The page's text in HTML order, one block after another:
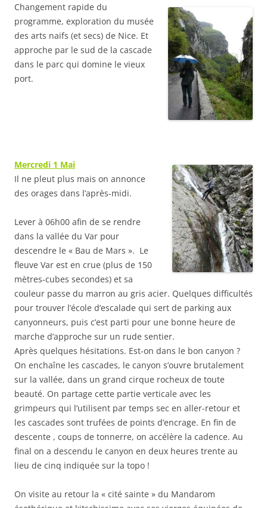
Changement rapide du
programme, exploration du musée
des arts naifs (et secs) de Nice. Et
approche par le sud de la cascade
dans le parc qui domine le vieux
port.
Mercredi 1 Mai
Il ne pleut plus mais on annonce
des orages dans l’après-midi.
Lever à 06h00 afin de se rendre
dans la vallée du Var pour
descendre le « Bau de Mars ». Le
fleuve Var est en crue (plus de 150
mètres-cubes secondes) et sa
couleur passe du marron au gris acier. Quelques difficultés
pour trouver l’école d’escalade qui sert de parking aux
canyonneurs, puis c’est parti pour une bonne heure de
marche d’approche sur un rude sentier.
Après quelques hésitations. Est-on dans le bon canyon ?
On enchaîne les cascades, le canyon s’ouvre brutalement
sur la vallée, dans un grand cirque rocheux de toute
beauté. On partage cette partie verticale avec les
grimpeurs qui l’utilisent par temps sec en aller-retour et
les cascades sont trufées de points d’encrage. En fin de
descente , coups de tonnerre, on accélère la cadence. Au
final on a descendu le canyon en deux heures trente au
lieu de cinq indiquée sur la topo !
On visite au retour la « cité sainte » du Mandarom